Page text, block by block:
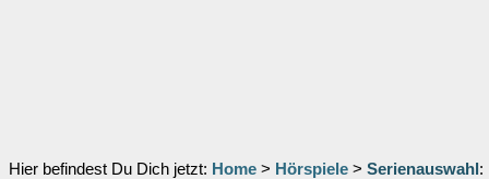
Hier befindest Du Dich jetzt: Home > Hörspiele > Serienauswahl :